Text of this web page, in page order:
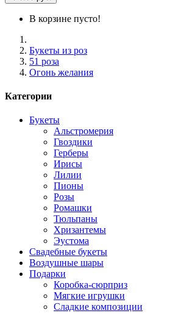
В корзине пусто!
Букеты из роз
51 роза
Огонь желания
Категории
Букеты
Альстромерия
Гвоздики
Герберы
Ирисы
Лилии
Пионы
Розы
Ромашки
Тюльпаны
Хризантемы
Эустома
Свадебные букеты
Воздушные шары
Подарки
Коробка-сюрприз
Мягкие игрушки
Сладкие композиции